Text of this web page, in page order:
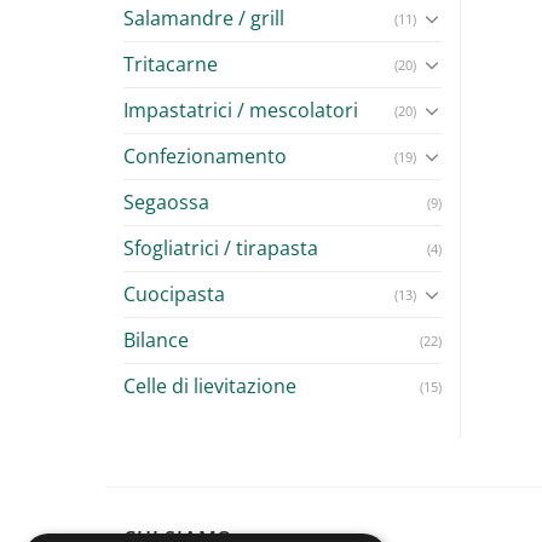
Salamandre / grill (11)
Tritacarne (20)
Impastatrici / mescolatori (20)
Confezionamento (19)
Segaossa (9)
Sfogliatrici / tirapasta (4)
Cuocipasta (13)
Bilance (22)
Celle di lievitazione (15)